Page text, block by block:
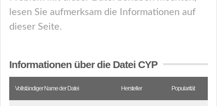
lesen Sie aufmerksam die Informationen auf
dieser Seite.
Informationen über die Datei CYP
Vollständiger Name der Datei Hersteller Popularität